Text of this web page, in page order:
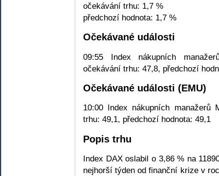
očekávání trhu: 1,7 %
předchozí hodnota: 1,7 %
Očekávané události
09:55 Index nákupních
očekávání trhu: 47,8, předchozí
Očekávané události (EMU)
10:00 Index nákupních manažerů
trhu: 49,1, předchozí hodnota: 49,1
Popis trhu
Index DAX oslabil o 3,86 % na
nejhorší týden od finanční krize v